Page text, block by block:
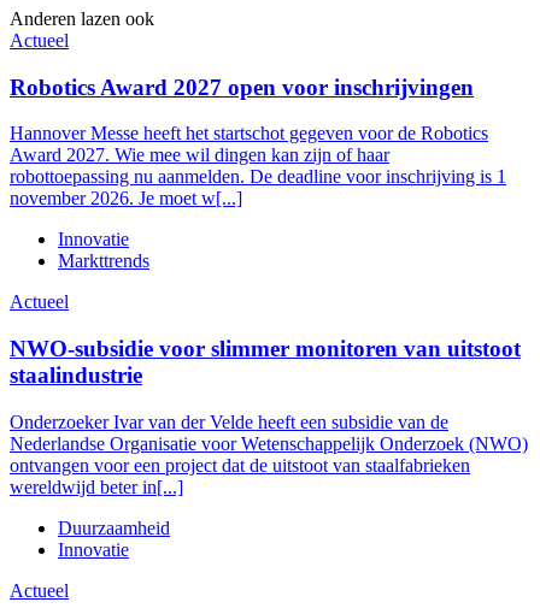
Anderen lazen ook
Actueel
Robotics Award 2027 open voor inschrijvingen
Hannover Messe heeft het startschot gegeven voor de Robotics
Award 2027. Wie mee wil dingen kan zijn of haar
robottoepassing nu aanmelden. De deadline voor inschrijving is 1
november 2026. Je moet w[...]
Innovatie
Markttrends
Actueel
NWO-subsidie voor slimmer monitoren van uitstoot
staalindustrie
Onderzoeker Ivar van der Velde heeft een subsidie van de
Nederlandse Organisatie voor Wetenschappelijk Onderzoek (NWO)
ontvangen voor een project dat de uitstoot van staalfabrieken
wereldwijd beter in[...]
Duurzaamheid
Innovatie
Actueel